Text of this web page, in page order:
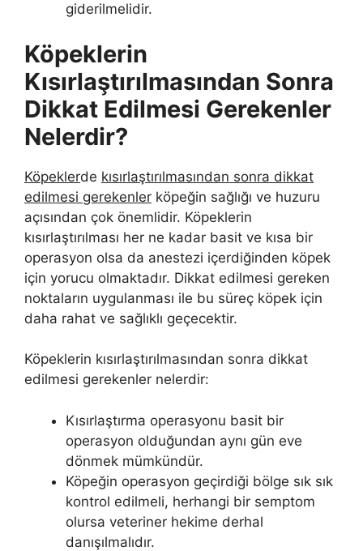
giderilmelidir.
Köpeklerin
Kısırlaştırılmasından Sonra
Dikkat Edilmesi Gerekenler
Nelerdir?
Köpeklerde kısırlaştırılmasından sonra dikkat
edilmesi gerekenler köpeğin sağlığı ve huzuru
açısından çok önemlidir. Köpeklerin
kısırlaştırılması her ne kadar basit ve kısa bir
operasyon olsa da anestezi içerdiğinden köpek
için yorucu olmaktadır. Dikkat edilmesi gereken
noktaların uygulanması ile bu süreç köpek için
daha rahat ve sağlıklı geçecektir.
Köpeklerin kısırlaştırılmasından sonra dikkat
edilmesi gerekenler nelerdir:
Kısırlaştırma operasyonu basit bir
operasyon olduğundan aynı gün eve
dönmek mümkündür.
Köpeğin operasyon geçirdiği bölge sık sık
kontrol edilmeli, herhangi bir semptom
olursa veteriner hekime derhal
danışılmalıdır.